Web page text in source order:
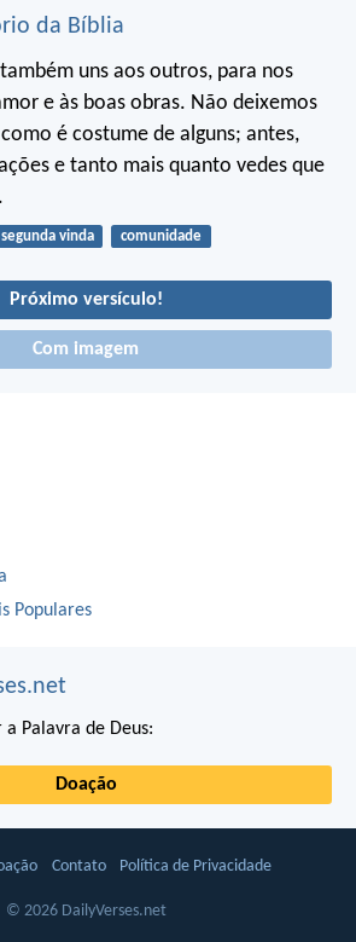
da Bíblia
uns aos outros, para nos
e às boas obras. Não deixemos
é costume de alguns; antes,
e tanto mais quanto vedes que
segunda vinda
comunidade
Próximo versículo!
Com imagem
Populares
a Palavra de Deus:
Doação
Contato Política de Privacidade
© 2026 DailyVerses.net